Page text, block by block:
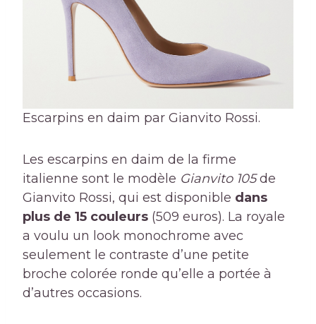
Escarpins en daim par Gianvito Rossi.
Les escarpins en daim de la firme
italienne sont le modèle Gianvito 105de
Gianvito Rossi, qui est disponible dans
plus de 15 couleurs (509 euros). La royale
a voulu un look monochrome avec
seulement le contraste d’une petite
broche colorée ronde qu’elle a portée à
d’autres occasions.